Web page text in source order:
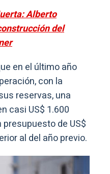
Alberto
del
en el último año
con la
reservas, una
casi US$ 1.600
de US$
al del año previo.